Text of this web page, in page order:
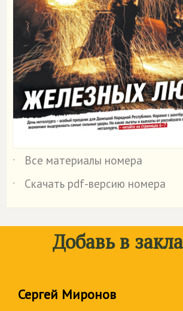
˙
Все материалы номера
˙
Скачать pdf-версию номера
Добавь в
Сергей Миронов